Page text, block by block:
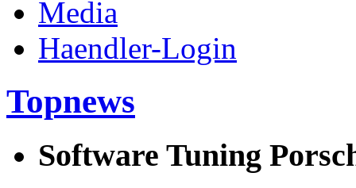
Media
Haendler-Login
Topnews
Software Tuning